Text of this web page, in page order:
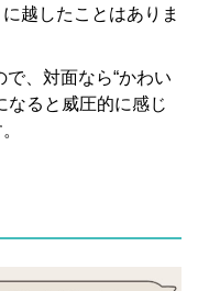
越したことはありま
、対面なら“かわい
なると威圧的に感じ